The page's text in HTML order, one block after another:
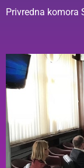
Privredna komora